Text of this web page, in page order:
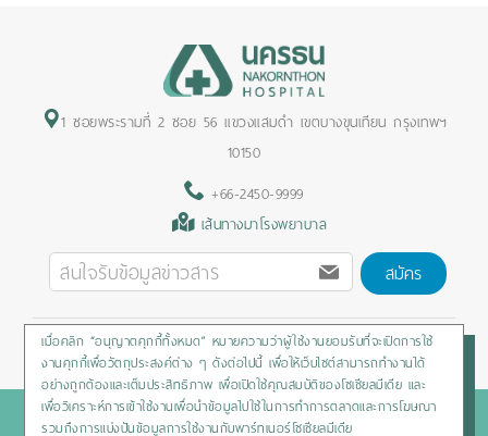
1 ซอยพระรามที่ 2 ซอย 56 แขวงแสมดำ เขตบางขุนเทียน กรุงเทพฯ
10150
+66-2450-9999
เส้นทางมาโรงพยาบาล
สมัคร
Privacy Policy/Cookies Policy/Sitemap/สิทธิผู้ป่วย
Copyright © 2020 Nakornthon Hospital. All rights reserved
เมื่อคลิก “อนุญาตคุกกี้ทั้งหมด” หมายความว่าผู้ใช้งานยอมรับที่จะเปิดการใช้
งานคุกกี้เพื่อวัตถุประสงค์ต่าง ๆ ดังต่อไปนี้ เพื่อให้เว็บไซต์สามารถทำงานได้
อย่างถูกต้องและเต็มประสิทธิภาพ เพื่อเปิดใช้คุณสมบัติของโซเชียลมีเดีย และ
เพื่อวิเคราะห์การเข้าใช้งานเพื่อนำข้อมูลไปใช้ในการทำการตลาดและการโฆษณา
รวมถึงการแบ่งปันข้อมูลการใช้งานกับพาร์ทเนอร์โซเชียลมีเดีย